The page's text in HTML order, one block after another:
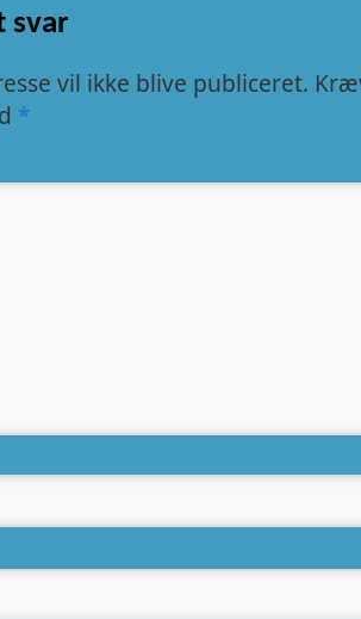
svar
vil ikke blive publiceret.
*